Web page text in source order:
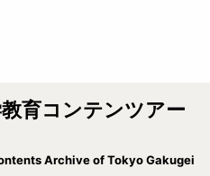
育コンテンツアー
Archive of Tokyo Gakugei